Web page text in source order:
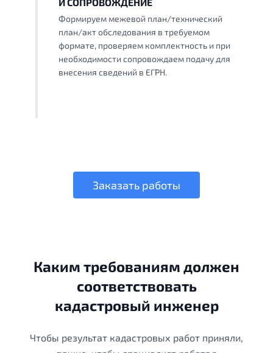
И СОПРОВОЖДЕНИЕ
Формируем межевой план/технический
план/акт обследования в требуемом
формате, проверяем комплектность и при
необходимости сопровождаем подачу для
внесения сведений в ЕГРН.
Заказать работы
Каким требованиям должен
соответствовать
кадастровый инженер
Чтобы результат кадастровых работ приняли,